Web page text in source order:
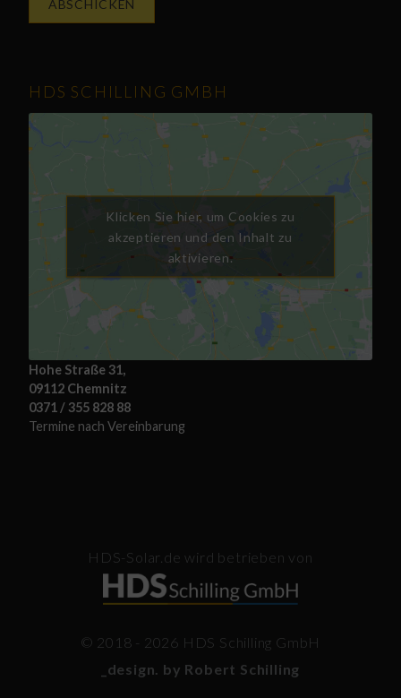
HDS SCHILLING GMBH
Klicken Sie hier, um Cookies zu
akzeptieren und den Inhalt zu
aktivieren.
Hohe Straße 31,
09112 Chemnitz
0371 / 355 828 88
Termine nach Vereinbarung
HDS-Solar.de wird betrieben von
© 2018 - 2026 HDS Schilling GmbH
_design. by Robert Schilling